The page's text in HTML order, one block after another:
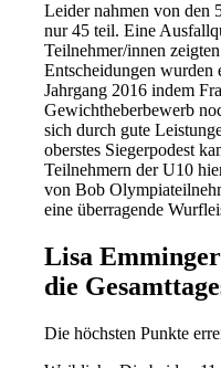
Leider nahmen von den
nur 45 teil. Eine
Teilnehmer/innen
Entscheidungen
Jahrgang 2016 indem
Gewichtheberbewerb
sich durch gute
oberstes Siegerpodest
Teilnehmern der U10
von Bob
eine überragende
Lisa
die
Die höchsten Punkte